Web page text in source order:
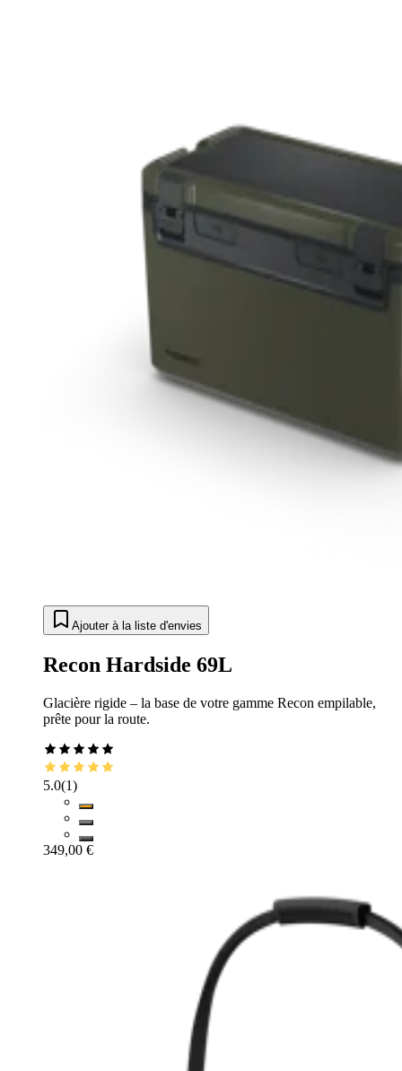
Ajouter à la liste d'envies
Recon Hardside 69L
Glacière rigide – la base de votre gamme Recon empilable,
prête pour la route.
5.0(1)
349,00 €